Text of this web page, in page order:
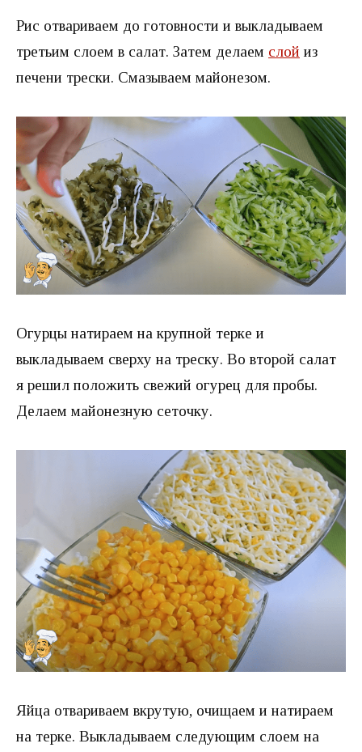
Рис отвариваем до готовности и выкладываем
третьим слоем в салат. Затем делаем слой из
печени трески. Смазываем майонезом.
Огурцы натираем на крупной терке и
выкладываем сверху на треску. Во второй салат
я решил положить свежий огурец для пробы.
Делаем майонезную сеточку.
Яйца отвариваем вкрутую, очищаем и натираем
на терке. Выкладываем следующим слоем на